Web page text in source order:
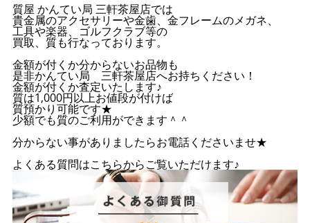
質屋 かんてい局 三軒茶屋店では
貴金属のアクセサリーや金歯、金フレームのメガネ、
工具や楽器、ゴルフクラブ等の
買取、質も行なっております。
金額が付くか分からないお品物も
是非かんてい局 三軒茶屋店へお持ちください！
金額が付くか査定いたします♪
質は1,000円以上お値段が付けば
質預かり可能です★
少額でも質のご利用ができます＾＾
分からない事がありましたらお電話くださいませ★
よくある質問はこちらからご覧いただけます♪